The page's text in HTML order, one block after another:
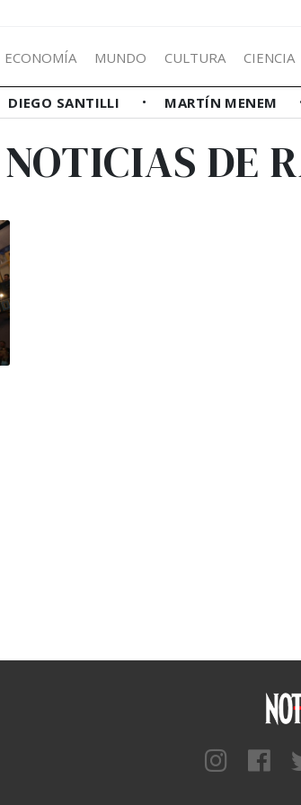
ECONOMÍA MUNDO CULTURA CIENCIA
DIEGO SANTILLI MARTÍN MENEM
NOTICIAS DE